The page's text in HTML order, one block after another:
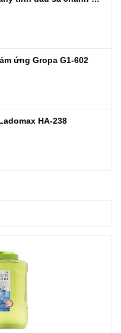
ứng Gropa G1-602
HA-238